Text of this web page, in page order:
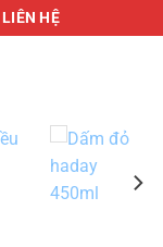
LIÊN HỆ